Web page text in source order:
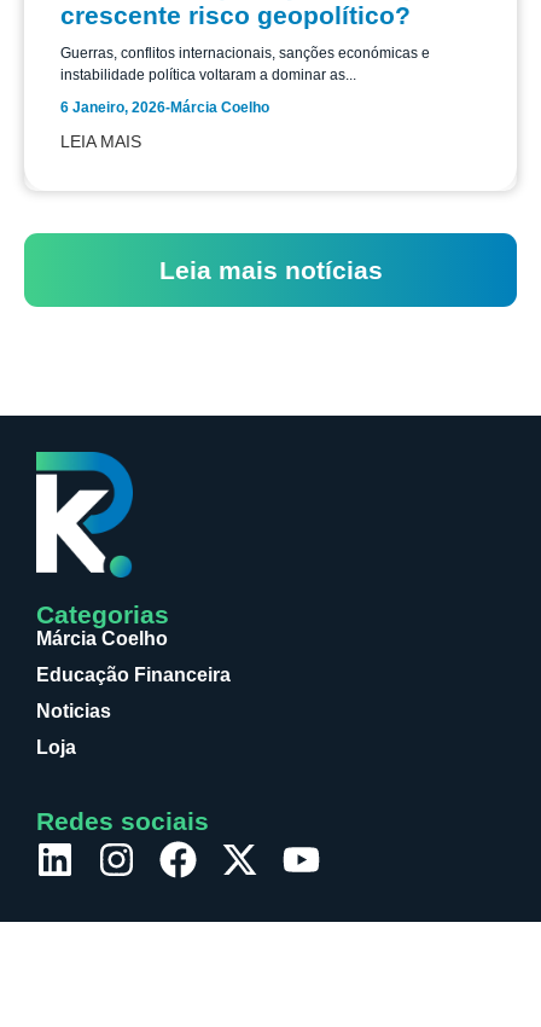
crescente risco geopolítico?
Guerras, conflitos internacionais, sanções económicas e
instabilidade política voltaram a dominar as...
6 Janeiro, 2026-Márcia Coelho
LEIA MAIS
Leia mais notícias
Categorias
Márcia Coelho
Educação Financeira
Noticias
Loja
Redes sociais